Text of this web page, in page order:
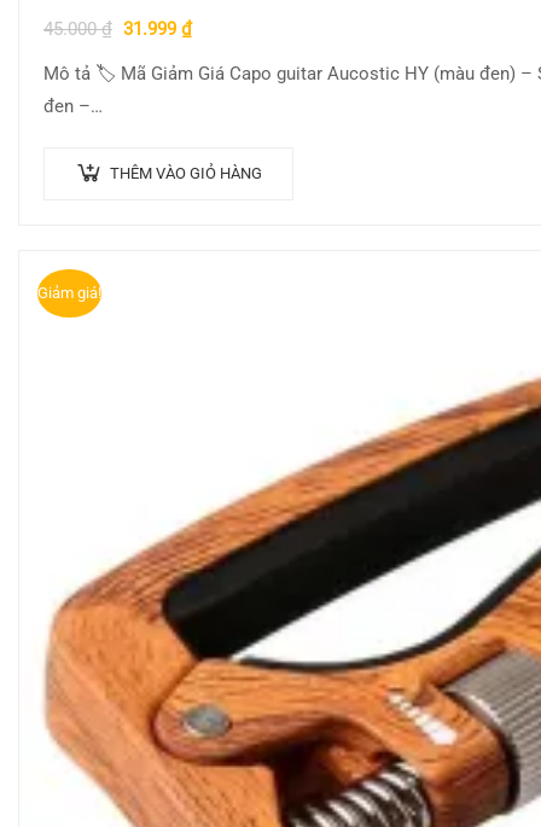
45.000₫ 31.999 ₫
Mô tả 🏷 Mã Giảm Giá Capo guitar Aucostic HY (màu đen)
đen –…
THÊM VÀO GIỎ HÀNG
Giảm giá!